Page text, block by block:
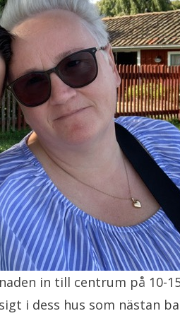
in till centrum på 10-
i dess hus som nästan